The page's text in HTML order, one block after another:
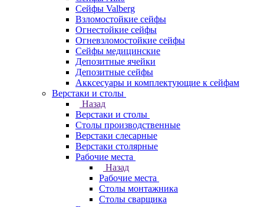
Сейфы Valberg
Взломостойкие сейфы
Огнестойкие сейфы
Огневзломостойкие сейфы
Сейфы медицинские
Депозитные ячейки
Депозитные сейфы
Акксесуары и комплектующие к сейфам
Верстаки и столы
Назад
Верстаки и столы
Столы производственные
Верстаки слесарные
Верстаки столярные
Рабочие места
Назад
Рабочие места
Столы монтажника
Столы сварщика